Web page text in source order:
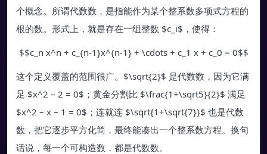
个概念。所谓代数数，是指能作为某个整系数多项式方程的
根的数。形式上，就是存在一组整数 $c_i$，使得：
$$c_n x^n + c_{n-1}x^{n-1} + \cdots + c_1 x + c_0 = 0$$
这个定义覆盖的范围很广。$\sqrt{2}$ 是代数数，因为它满
足 $x^2 – 2 = 0$；黄金分割比 $\frac{1+\sqrt5}{2}$ 满足
$x^2 – x – 1 = 0$；连就连 $\sqrt{1+\sqrt{7}}$ 也是代数
数，把它逐步平方化简，最终能凑出一个整系数方程。换句
话说，每一个可构造数，都是代数数。